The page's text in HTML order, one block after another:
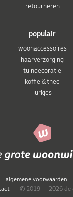
populair
woonaccessoires
haarverzorging
tuindecoratie
koffie & thee
jurkjes
retourneren
algemene voorwaarden
© 2019 — 2026 de